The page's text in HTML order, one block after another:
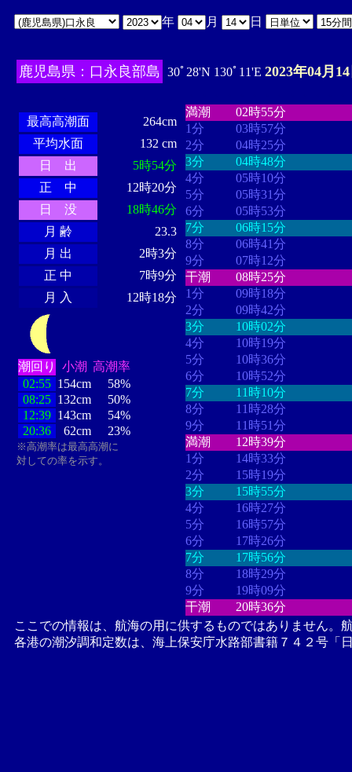
年 月 日
鹿児島県：口永良部島 30ﾟ28'N 130ﾟ11'E 2023年04月
最高高潮面
264cm
平均水面
132 cm
日 出
5時54分
正 中
12時20分
日 没
18時46分
月 齢
23.3
月 出
2時3分
正 中
7時9分
月 入
12時18分
潮回り 小潮 高潮率
02:55 154cm
58%
08:25 132cm
50%
12:39 143cm
54%
20:36
62cm 23%
※高潮率は最高高潮に
対しての率を示す。
満潮
02時55分
1分
03時57分
2分
04時25分
3分
04時48分
4分
05時10分
5分
05時31分
6分
05時53分
7分
06時15分
8分
06時41分
9分
07時12分
干潮
08時25分
1分
09時18分
2分
09時42分
3分
10時02分
4分
10時19分
5分
10時36分
6分
10時52分
7分
11時10分
8分
11時28分
9分
11時51分
満潮
12時39分
1分
14時33分
2分
15時19分
3分
15時55分
4分
16時27分
5分
16時57分
6分
17時26分
7分
17時56分
8分
18時29分
9分
19時09分
干潮
20時36分
ここでの情報は、航海の用に供するものではありません。
各港の潮汐調和定数は、海上保安庁水路部書籍７４２号「